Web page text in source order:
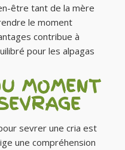
être tant de la mère
le moment
contribue à
pour les alpagas
MOMENT
sevrer une cria est
une compréhension